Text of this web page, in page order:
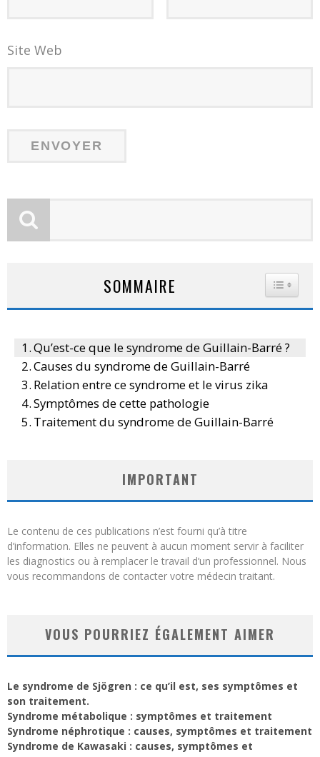
Site Web
SOMMAIRE
Qu’est-ce que le syndrome de Guillain-Barré ?
Causes du syndrome de Guillain-Barré
Relation entre ce syndrome et le virus zika
Symptômes de cette pathologie
Traitement du syndrome de Guillain-Barré
IMPORTANT
Le contenu de ces publications n’est fourni qu’à titre
d’information. Elles ne peuvent à aucun moment servir à faciliter
les diagnostics ou à remplacer le travail d’un professionnel. Nous
vous recommandons de contacter votre médecin traitant.
VOUS POURRIEZ ÉGALEMENT AIMER
Le syndrome de Sjögren : ce qu’il est, ses symptômes et
son traitement.
Syndrome métabolique : symptômes et traitement
Syndrome néphrotique : causes, symptômes et traitement
Syndrome de Kawasaki : causes, symptômes et